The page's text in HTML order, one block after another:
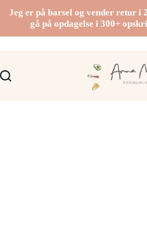
indhold
Jeg er på barsel og vender retur i
gå på opdagelse i 300+